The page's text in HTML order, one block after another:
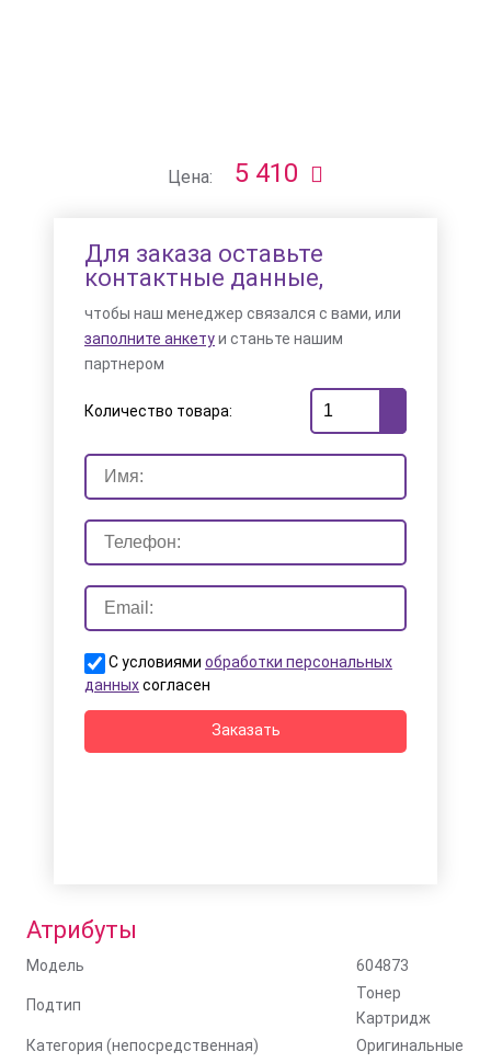
Цена: 5 410
Для заказа оставьте
контактные данные,
чтобы наш менеджер связался с вами, или
заполните анкетуи станьте нашим
партнером
Количество товара:
С условиями обработки персональных
данныхсогласен
Заказать
Атрибуты
Модель 604873
Подтип
Тонер
Картридж
Категория (непосредственная)
Оригинальные